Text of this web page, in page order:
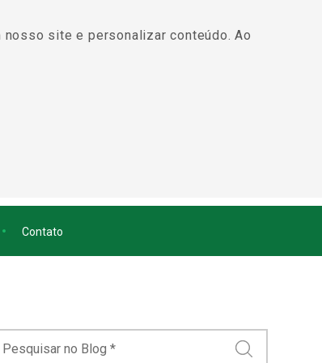
BR
Contato
site e personalizar conteúdo. Ao